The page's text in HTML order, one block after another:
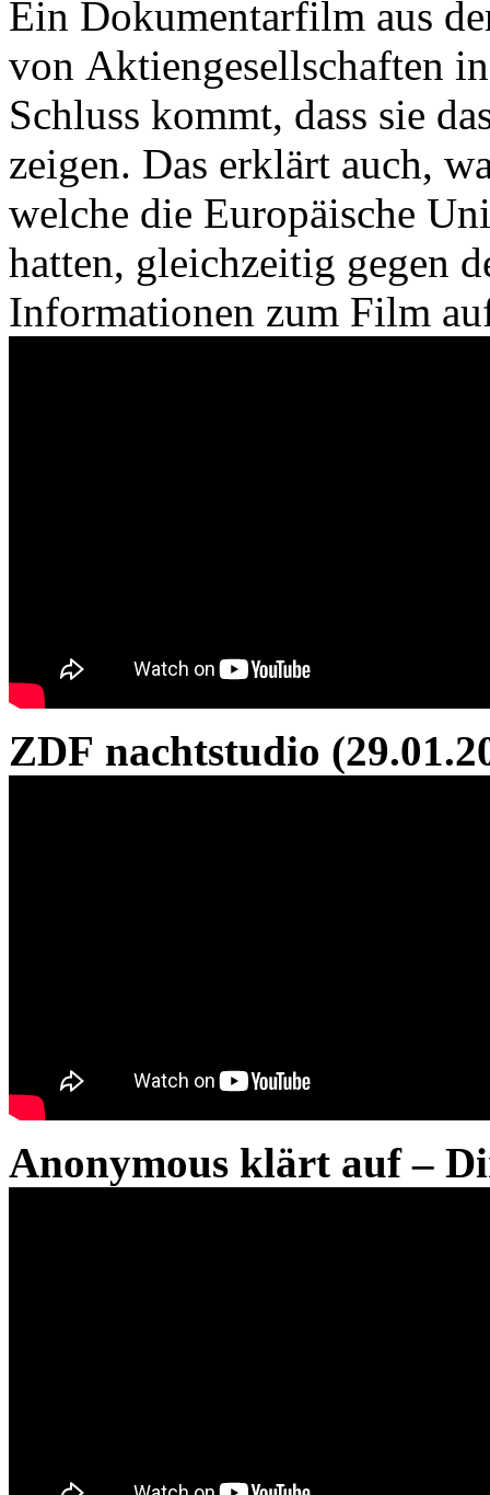
Ein Dokumentarfilm aus
von Aktiengesellschaften
Schluss kommt, dass sie
zeigen. Das erklärt auch,
welche die Europäische
hatten, gleichzeitig gegen
Informationen zum Film
ZDF nachtstudio
Anonymous klärt auf –